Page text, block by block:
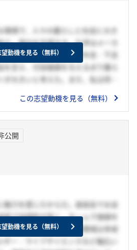
御社の技術や知識を徹底的に学
における専門知識を身につけること
させていただいた「ES細胞を用いた
力を感じ、今後も開発に注力する
、私もその一員として貢献したいと
る「チャレンジ精神」と「協調力」
ちから積極的に意見を発信し、現場
やグループ会社を横断した交流を通
にも努めたいと考えています。
の経験を活かして、大規模なプロ
。
環境で、人々の暮らしと社会に大き
え、貴社を志望する。化学はメーカ
であり、提供する素材が中流・下流
を支え、付加価値を与える点で暮ら
が大きいと考えた。また、私は将来
以上の海外拠点と海外売上高比率約
動機を見る（無料）
この志望動機を見る（無料）
公開
魅力を感じたからだ。座談会でお会
実で協調性が高く、チームで価値を
った。また、貴社の事業領域は多岐
ギー・ライフサイエンスなど幅広い
動機を見る（無料）